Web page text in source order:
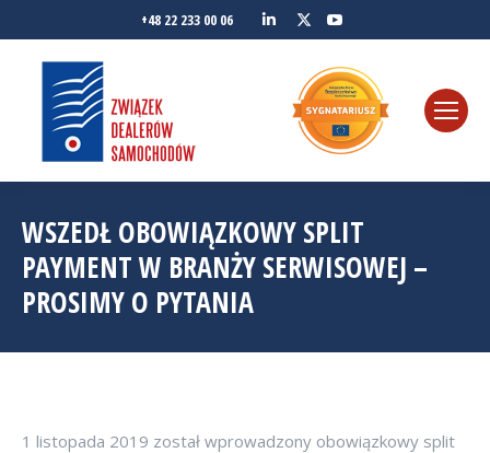
+48 22 233 00 06
Linkedin
Twitter
WSZEDŁ OBOWIĄZKOWY SPLIT
PAYMENT W BRANŻY SERWISOWEJ –
PROSIMY O PYTANIA
1 listopada 2019 został wprowadzony obowiązkowy split